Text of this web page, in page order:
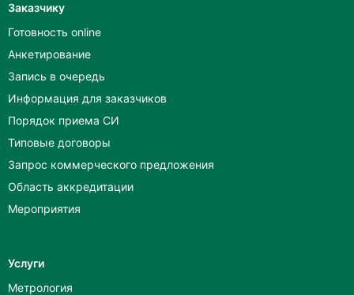
Заказчику
Готовность online
Анкетирование
Запись в очередь
Информация для заказчиков
Порядок приема СИ
Типовые договоры
Запрос коммерческого предложения
Область аккредитации
Мероприятия
Услуги
Метрология